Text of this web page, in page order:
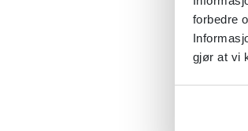
forbedre
gjør at vi